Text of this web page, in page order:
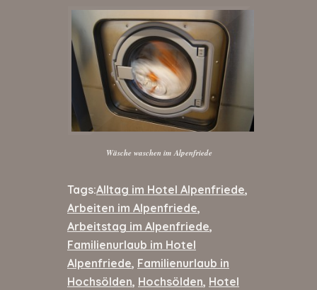
Wäsche waschen im Alpenfriede
Tags:Alltag im Hotel Alpenfriede,
Arbeiten im Alpenfriede,
Arbeitstag im Alpenfriede,
Familienurlaub im Hotel
Alpenfriede, Familienurlaub in
Hochsölden, Hochsölden, Hotel